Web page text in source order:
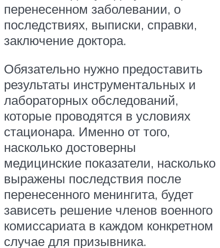
перенесенном заболевании, о
последствиях, выписки, справки,
заключение доктора.
Обязательно нужно предоставить
результаты инструментальных и
лабораторных обследований,
которые проводятся в условиях
стационара. Именно от того,
насколько достоверны
медицинские показатели, насколько
выражены последствия после
перенесенного менингита, будет
зависеть решение членов военного
комиссариата в каждом конкретном
случае для призывника.